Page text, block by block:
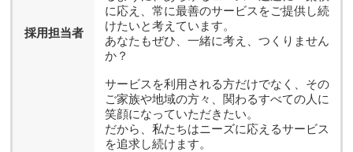
採用担当者
に応え、常に最善のサービスをご提供し続
けたいと考えています。
あなたもぜひ、一緒に考え、つくりません
か？
サービスを利用される方だけでなく、その
ご家族や地域の方々、関わるすべての人に
笑顔になっていただきたい。
だから、私たちはニーズに応えるサービス
を追求し続けます。